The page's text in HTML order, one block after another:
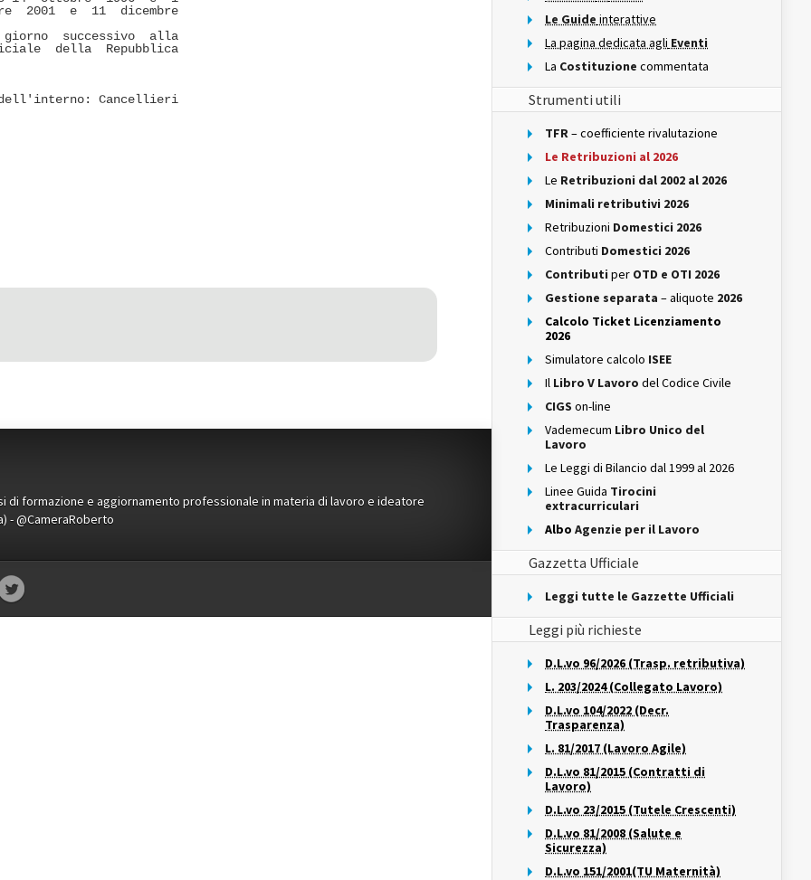
2001  e  11  dicembre
successivo  alla
della  Repubblica
Cancellieri
formazione e aggiornamento professionale in materia di lavoro e ideatore
- @CameraRoberto
Le Guide interattive
La pagina dedicata agli Eventi
La Costituzione commentata
Strumenti utili
TFR– coefficiente rivalutazione
Le Retribuzioni al 2026
Le Retribuzioni dal 2002 al 2026
Minimali retributivi 2026
Retribuzioni Domestici 2026
Contributi Domestici 2026
Contributi per OTD e OTI 2026
Gestione separata – aliquote 2026
Calcolo Ticket Licenziamento
2026
Simulatore calcolo ISEE
Il Libro V Lavoro del Codice Civile
CIGS on-line
Vademecum Libro Unico del
Lavoro
Le Leggi di Bilancio dal 1999 al 2026
Linee Guida Tirocini
extracurriculari
Albo Agenzie per il Lavoro
Gazzetta Ufficiale
Leggi tutte le Gazzette Ufficiali
Leggi più richieste
D.L.vo 96/2026 (Trasp. retributiva)
L. 203/2024 (Collegato Lavoro)
D.L.vo 104/2022 (Decr.
Trasparenza)
L. 81/2017 (Lavoro Agile)
D.L.vo 81/2015 (Contratti di
Lavoro)
D.L.vo 23/2015 (Tutele Crescenti)
D.L.vo 81/2008 (Salute e
Sicurezza)
D.L.vo 151/2001(TU Maternità)